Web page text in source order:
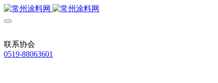
联系协会
0519-88063601